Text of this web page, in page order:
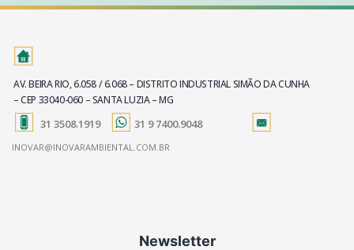
AV. BEIRA RIO, 6.058 / 6.068 – DISTRITO INDUSTRIAL SIMÃO DA CUNHA
– CEP 33040-060 – SANTA LUZIA – MG
31 3508.1919 31 9 7400.9048
INOVAR@INOVARAMBIENTAL.COM.BR
Newsletter